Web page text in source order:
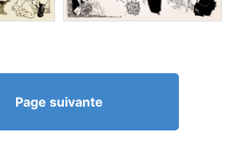
Page suivante